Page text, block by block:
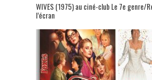
WIVES (1975) au ciné-club Le 7e genre/
l’écran